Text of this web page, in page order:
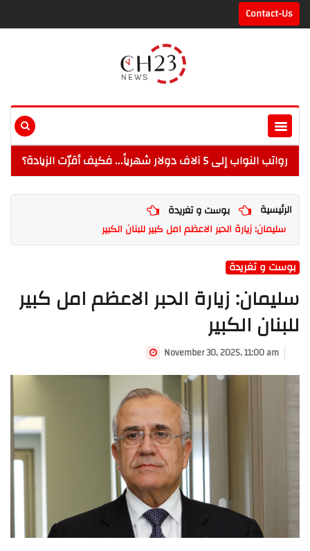
Contact-Us
رواتب النواب إلى 5 آلاف دولار شهرياً... فكيف أقرّت الزيادة؟
الرئيسية
بوست و تغريدة
سليمان: زيارة الحبر الاعظم امل كبير للبنان الكبير
بوست و تغريدة
سليمان: زيارة الحبر الاعظم امل كبير
للبنان الكبير
November 30, 2025, 11:00 am